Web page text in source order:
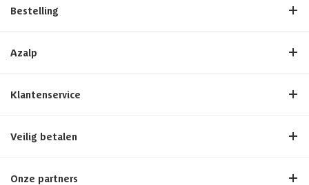
Bestelling
Azalp
Klantenservice
Veilig betalen
Onze partners